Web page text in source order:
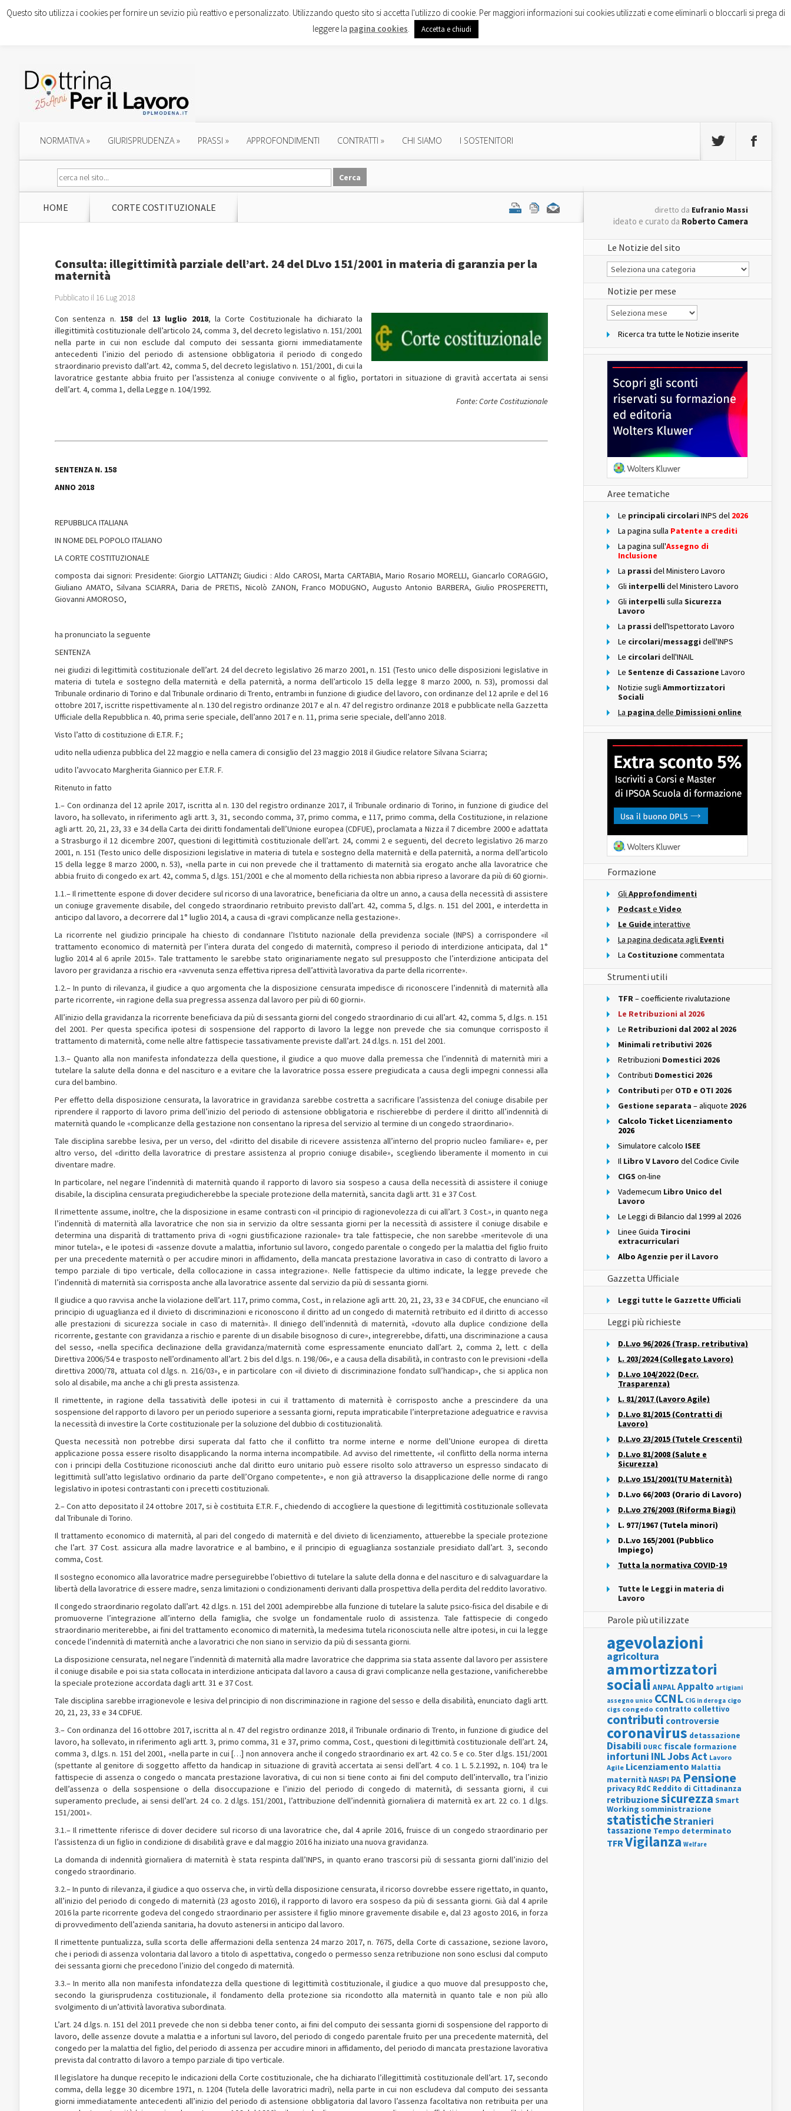
NORMATIVA» GIURISPRUDENZA» PRASSI » APPROFONDIMENTI CONTRATTI » CHI SIAMO I SOSTENITORI
HOME CORTE COSTITUZIONALE
Consulta: illegittimità parziale dell’art. 24 del DLvo 151/2001 in materia di garanzia per la
maternità
Pubblicato il 16 Lug 2018
Con sentenza n. 158 del 13 luglio 2018, la Corte Costituzionale ha dichiarato la
illegittimità costituzionale dell’articolo 24, comma 3, del decreto legislativo n. 151/2001
nella parte in cui non esclude dal computo dei sessanta giorni immediatamente
antecedenti l’inizio del periodo di astensione obbligatoria il periodo di congedo
straordinario previsto dall’art. 42, comma 5, del decreto legislativo n. 151/2001, di cui la
lavoratrice gestante abbia fruito per l’assistenza al coniuge convivente o al figlio, portatori in situazione di gravità accertata ai sensi
dell’art. 4, comma 1, della Legge n. 104/1992.
Fonte: Corte Costituzionale
SENTENZA N. 158
ANNO 2018
REPUBBLICA ITALIANA
IN NOME DEL POPOLO ITALIANO
LA CORTE COSTITUZIONALE
composta dai signori: Presidente: Giorgio LATTANZI; Giudici : Aldo CAROSI, Marta CARTABIA, Mario Rosario MORELLI, Giancarlo CORAGGIO,
Giuliano AMATO, Silvana SCIARRA, Daria de PRETIS, Nicolò ZANON, Franco MODUGNO, Augusto Antonio BARBERA, Giulio PROSPERETTI,
Giovanni AMOROSO,
ha pronunciato la seguente
SENTENZA
nei giudizi di legittimità costituzionale dell’art. 24 del decreto legislativo 26 marzo 2001, n. 151 (Testo unico delle disposizioni legislative in
materia di tutela e sostegno della maternità e della paternità, a norma dell’articolo 15 della legge 8 marzo 2000, n. 53), promossi dal
Tribunale ordinario di Torino e dal Tribunale ordinario di Trento, entrambi in funzione di giudice del lavoro, con ordinanze del 12 aprile e del 16
ottobre 2017, iscritte rispettivamente al n. 130 del registro ordinanze 2017 e al n. 47 del registro ordinanze 2018 e pubblicate nella Gazzetta
Ufficiale della Repubblica n. 40, prima serie speciale, dell’anno 2017 e n. 11, prima serie speciale, dell’anno 2018.
Visto l’atto di costituzione di E.T.R. F.;
udito nella udienza pubblica del 22 maggio e nella camera di consiglio del 23 maggio 2018 il Giudice relatore Silvana Sciarra;
udito l’avvocato Margherita Giannico per E.T.R. F.
Ritenuto in fatto
1.– Con ordinanza del 12 aprile 2017, iscritta al n. 130 del registro ordinanze 2017, il Tribunale ordinario di Torino, in funzione di giudice del
lavoro, ha sollevato, in riferimento agli artt. 3, 31, secondo comma, 37, primo comma, e 117, primo comma, della Costituzione, in relazione
agli artt. 20, 21, 23, 33 e 34 della Carta dei diritti fondamentali dell’Unione europea (CDFUE), proclamata a Nizza il 7 dicembre 2000 e adattata
a Strasburgo il 12 dicembre 2007, questioni di legittimità costituzionale dell’art. 24, commi 2 e seguenti, del decreto legislativo 26 marzo
2001, n. 151 (Testo unico delle disposizioni legislative in materia di tutela e sostegno della maternità e della paternità, a norma dell’articolo
15 della legge 8 marzo 2000, n. 53), «nella parte in cui non prevede che il trattamento di maternità sia erogato anche alla lavoratrice che
abbia fruito di congedo ex art. 42, comma 5, d.lgs. 151/2001 e che al momento della richiesta non abbia ripreso a lavorare da più di 60 giorni».
1.1.– Il rimettente espone di dover decidere sul ricorso di una lavoratrice, beneficiaria da oltre un anno, a causa della necessità di assistere
un coniuge gravemente disabile, del congedo straordinario retribuito previsto dall’art. 42, comma 5, d.lgs. n. 151 del 2001, e interdetta in
anticipo dal lavoro, a decorrere dal 1° luglio 2014, a causa di «gravi complicanze nella gestazione».
La ricorrente nel giudizio principale ha chiesto di condannare l’Istituto nazionale della previdenza sociale (INPS) a corrispondere «il
trattamento economico di maternità per l’intera durata del congedo di maternità, compreso il periodo di interdizione anticipata, dal 1°
luglio 2014 al 6 aprile 2015». Tale trattamento le sarebbe stato originariamente negato sul presupposto che l’interdizione anticipata del
lavoro per gravidanza a rischio era «avvenuta senza effettiva ripresa dell’attività lavorativa da parte della ricorrente».
1.2.– In punto di rilevanza, il giudice a quo argomenta che la disposizione censurata impedisce di riconoscere l’indennità di maternità alla
parte ricorrente, «in ragione della sua pregressa assenza dal lavoro per più di 60 giorni».
All’inizio della gravidanza la ricorrente beneficiava da più di sessanta giorni del congedo straordinario di cui all’art. 42, comma 5, d.lgs. n. 151
del 2001. Per questa specifica ipotesi di sospensione del rapporto di lavoro la legge non prevede che sia comunque corrisposto il
trattamento di maternità, come nelle altre fattispecie tassativamente previste dall’art. 24 d.lgs. n. 151 del 2001.
1.3.– Quanto alla non manifesta infondatezza della questione, il giudice a quo muove dalla premessa che l’indennità di maternità miri a
tutelare la salute della donna e del nascituro e a evitare che la lavoratrice possa essere pregiudicata a causa degli impegni connessi alla
cura del bambino.
Per effetto della disposizione censurata, la lavoratrice in gravidanza sarebbe costretta a sacrificare l’assistenza del coniuge disabile per
riprendere il rapporto di lavoro prima dell’inizio del periodo di astensione obbligatoria e rischierebbe di perdere il diritto all’indennità di
maternità quando le «complicanze della gestazione non consentano la ripresa del servizio al termine di un congedo straordinario».
Tale disciplina sarebbe lesiva, per un verso, del «diritto del disabile di ricevere assistenza all’interno del proprio nucleo familiare» e, per
altro verso, del «diritto della lavoratrice di prestare assistenza al proprio coniuge disabile», scegliendo liberamente il momento in cui
diventare madre.
In particolare, nel negare l’indennità di maternità quando il rapporto di lavoro sia sospeso a causa della necessità di assistere il coniuge
disabile, la disciplina censurata pregiudicherebbe la speciale protezione della maternità, sancita dagli artt. 31 e 37 Cost.
Il rimettente assume, inoltre, che la disposizione in esame contrasti con «il principio di ragionevolezza di cui all’art. 3 Cost.», in quanto nega
l’indennità di maternità alla lavoratrice che non sia in servizio da oltre sessanta giorni per la necessità di assistere il coniuge disabile e
determina una disparità di trattamento priva di «ogni giustificazione razionale» tra tale fattispecie, che non sarebbe «meritevole di una
minor tutela», e le ipotesi di «assenze dovute a malattia, infortunio sul lavoro, congedo parentale o congedo per la malattia del figlio fruito
per una precedente maternità o per accudire minori in affidamento, della mancata prestazione lavorativa in caso di contratto di lavoro a
tempo parziale di tipo verticale, della collocazione in cassa integrazione». Nelle fattispecie da ultimo indicate, la legge prevede che
l’indennità di maternità sia corrisposta anche alla lavoratrice assente dal servizio da più di sessanta giorni.
Il giudice a quo ravvisa anche la violazione dell’art. 117, primo comma, Cost., in relazione agli artt. 20, 21, 23, 33 e 34 CDFUE, che enunciano «il
principio di uguaglianza ed il divieto di discriminazioni e riconoscono il diritto ad un congedo di maternità retribuito ed il diritto di accesso
alle prestazioni di sicurezza sociale in caso di maternità». Il diniego dell’indennità di maternità, «dovuto alla duplice condizione della
ricorrente, gestante con gravidanza a rischio e parente di un disabile bisognoso di cure», integrerebbe, difatti, una discriminazione a causa
del sesso, «nella specifica declinazione della gravidanza/maternità come espressamente enunciato dall’art. 2, comma 2, lett. c della
Direttiva 2006/54 e trasposto nell’ordinamento all’art. 2 bis del d.lgs. n. 198/06», e a causa della disabilità, in contrasto con le previsioni «della
direttiva 2000/78, attuata col d.lgs. n. 216/03», e in particolare con «il divieto di discriminazione fondato sull’handicap», che si applica non
solo al disabile, ma anche a chi gli presta assistenza.
Il rimettente, in ragione della tassatività delle ipotesi in cui il trattamento di maternità è corrisposto anche a prescindere da una
sospensione del rapporto di lavoro per un periodo superiore a sessanta giorni, reputa impraticabile l’interpretazione adeguatrice e ravvisa
la necessità di investire la Corte costituzionale per la soluzione del dubbio di costituzionalità.
Questa necessità non potrebbe dirsi superata dal fatto che il conflitto tra norme interne e norme dell’Unione europea di diretta
applicazione possa essere risolto disapplicando la norma interna incompatibile. Ad avviso del rimettente, «il conflitto della norma interna
con i principi della Costituzione riconosciuti anche dal diritto euro unitario può essere risolto solo attraverso un espresso sindacato di
legittimità sull’atto legislativo ordinario da parte dell’Organo competente», e non già attraverso la disapplicazione delle norme di rango
legislativo in ipotesi contrastanti con i precetti costituzionali.
2.– Con atto depositato il 24 ottobre 2017, si è costituita E.T.R. F., chiedendo di accogliere la questione di legittimità costituzionale sollevata
dal Tribunale di Torino.
Il trattamento economico di maternità, al pari del congedo di maternità e del divieto di licenziamento, attuerebbe la speciale protezione
che l’art. 37 Cost. assicura alla madre lavoratrice e al bambino, e il principio di eguaglianza sostanziale presidiato dall’art. 3, secondo
comma, Cost.
Il sostegno economico alla lavoratrice madre perseguirebbe l’obiettivo di tutelare la salute della donna e del nascituro e di salvaguardare la
libertà della lavoratrice di essere madre, senza limitazioni o condizionamenti derivanti dalla prospettiva della perdita del reddito lavorativo.
Il congedo straordinario regolato dall’art. 42 d.lgs. n. 151 del 2001 adempirebbe alla funzione di tutelare la salute psico-fisica del disabile e di
promuoverne l’integrazione all’interno della famiglia, che svolge un fondamentale ruolo di assistenza. Tale fattispecie di congedo
straordinario meriterebbe, ai fini del trattamento economico di maternità, la medesima tutela riconosciuta nelle altre ipotesi, in cui la legge
concede l’indennità di maternità anche a lavoratrici che non siano in servizio da più di sessanta giorni.
La disposizione censurata, nel negare l’indennità di maternità alla madre lavoratrice che dapprima sia stata assente dal lavoro per assistere
il coniuge disabile e poi sia stata collocata in interdizione anticipata dal lavoro a causa di gravi complicanze nella gestazione, vanificherebbe
la speciale protezione accordata dagli artt. 31 e 37 Cost.
Tale disciplina sarebbe irragionevole e lesiva del principio di non discriminazione in ragione del sesso e della disabilità, enunciato dagli artt.
20, 21, 23, 33 e 34 CDFUE.
3.– Con ordinanza del 16 ottobre 2017, iscritta al n. 47 del registro ordinanze 2018, il Tribunale ordinario di Trento, in funzione di giudice del
lavoro, ha sollevato, in riferimento agli artt. 3, primo comma, 31 e 37, primo comma, Cost., questioni di legittimità costituzionale dell’art. 24,
comma 3, d.lgs. n. 151 del 2001, «nella parte in cui […] non annovera anche il congedo straordinario ex art. 42 co. 5 e co. 5ter d.lgs. 151/2001
(spettante al genitore di soggetto affetto da handicap in situazione di gravità accertata ai sensi dell’art. 4 co. 1 L. 5.2.1992, n. 104) tra le
fattispecie di assenza o congedo o mancata prestazione lavorativa, di cui non si tiene conto ai fini del computo dell’intervallo, tra l’inizio
dell’assenza o della sospensione o della disoccupazione e l’inizio del periodo di congedo di maternità, di sessanta giorni, il cui
superamento preclude, ai sensi dell’art. 24 co. 2 d.lgs. 151/2001, l’attribuzione dell’indennità giornaliera di maternità ex art. 22 co. 1 d.lgs.
151/2001».
3.1.– Il rimettente riferisce di dover decidere sul ricorso di una lavoratrice che, dal 4 aprile 2016, fruisce di un congedo straordinario per
l’assistenza di un figlio in condizione di disabilità grave e dal maggio 2016 ha iniziato una nuova gravidanza.
La domanda di indennità giornaliera di maternità è stata respinta dall’INPS, in quanto erano trascorsi più di sessanta giorni dall’inizio del
congedo straordinario.
3.2.– In punto di rilevanza, il giudice a quo osserva che, in virtù della disposizione censurata, il ricorso dovrebbe essere rigettato, in quanto,
all’inizio del periodo di congedo di maternità (23 agosto 2016), il rapporto di lavoro era sospeso da più di sessanta giorni. Già dal 4 aprile
2016 la parte ricorrente godeva del congedo straordinario per assistere il figlio minore gravemente disabile e, dal 23 agosto 2016, in forza
di provvedimento dell’azienda sanitaria, ha dovuto astenersi in anticipo dal lavoro.
Il rimettente puntualizza, sulla scorta delle affermazioni della sentenza 24 marzo 2017, n. 7675, della Corte di cassazione, sezione lavoro,
che i periodi di assenza volontaria dal lavoro a titolo di aspettativa, congedo o permesso senza retribuzione non sono esclusi dal computo
dei sessanta giorni che precedono l’inizio del congedo di maternità.
3.3.– In merito alla non manifesta infondatezza della questione di legittimità costituzionale, il giudice a quo muove dal presupposto che,
secondo la giurisprudenza costituzionale, il fondamento della protezione sia ricondotto alla maternità in quanto tale e non più allo
svolgimento di un’attività lavorativa subordinata.
L’art. 24 d.lgs. n. 151 del 2011 prevede che non si debba tener conto, ai fini del computo dei sessanta giorni di sospensione del rapporto di
lavoro, delle assenze dovute a malattia e a infortuni sul lavoro, del periodo di congedo parentale fruito per una precedente maternità, del
congedo per la malattia del figlio, del periodo di assenza per accudire minori in affidamento, del periodo di mancata prestazione lavorativa
prevista dal contratto di lavoro a tempo parziale di tipo verticale.
Il legislatore ha dunque recepito le indicazioni della Corte costituzionale, che ha dichiarato l’illegittimità costituzionale dell’art. 17, secondo
comma, della legge 30 dicembre 1971, n. 1204 (Tutela delle lavoratrici madri), nella parte in cui non escludeva dal computo dei sessanta
giorni immediatamente antecedenti all’inizio del periodo di astensione obbligatoria dal lavoro l’assenza facoltativa non retribuita per una
diretto da Eufranio Massi
ideato e curato da Roberto Camera
Le Notizie del sito
Le
Notizie
del
sito
Notizie per mese
Notizie
per
Ricerca tra tutte le Notizie inserite
Aree tematiche
Le principali circolari INPS del 2026
La pagina sulla Patente a crediti
La pagina sull'Assegno di
Inclusione
La prassi del Ministero Lavoro
Gli interpelli del Ministero Lavoro
Gli interpelli sulla Sicurezza
Lavoro
La prassi dell'Ispettorato Lavoro
Le circolari/messaggi dell'INPS
Le circolari dell'INAIL
Le Sentenze di Cassazione Lavoro
Notizie sugli Ammortizzatori
Sociali
La pagina delle Dimissioni online
Formazione
Gli Approfondimenti
Podcast e Video
Le Guide interattive
La pagina dedicata agli Eventi
La Costituzione commentata
Strumenti utili
TFR– coefficiente rivalutazione
Le Retribuzioni al 2026
Le Retribuzioni dal 2002 al 2026
Minimali retributivi 2026
Retribuzioni Domestici 2026
Contributi Domestici 2026
Contributi per OTD e OTI 2026
Gestione separata – aliquote 2026
Calcolo Ticket Licenziamento
2026
Simulatore calcolo ISEE
Il Libro V Lavoro del Codice Civile
CIGS on-line
Vademecum Libro Unico del
Lavoro
Le Leggi di Bilancio dal 1999 al 2026
Linee Guida Tirocini
extracurriculari
Albo Agenzie per il Lavoro
Gazzetta Ufficiale
Leggi tutte le Gazzette Ufficiali
Leggi più richieste
D.L.vo 96/2026 (Trasp. retributiva)
L. 203/2024 (Collegato Lavoro)
D.L.vo 104/2022 (Decr.
Trasparenza)
L. 81/2017 (Lavoro Agile)
D.L.vo 81/2015 (Contratti di
Lavoro)
D.L.vo 23/2015 (Tutele Crescenti)
D.L.vo 81/2008 (Salute e
Sicurezza)
D.L.vo 151/2001(TU Maternità)
D.L.vo 66/2003 (Orario di Lavoro)
D.L.vo 276/2003 (Riforma Biagi)
L. 977/1967 (Tutela minori)
D.L.vo 165/2001 (Pubblico
Impiego)
Tutta la normativa COVID-19
Tutte le Leggi in materia di
Lavoro
Parole più utilizzate
agevolazioni
agricoltura
ammortizzatori
sociali ANPALAppalto artigiani
assegno unico CCNL CIG in deroga cigo
cigs congedo contratto collettivo
contributi controversie
coronavirus detassazione
Disabili DURC fiscale formazione
infortuni INLJobs Act Lavoro
Agile Licenziamento Malattia
maternità NASPI PA Pensione
privacy RdC Reddito di Cittadinanza
retribuzionesicurezza Smart
Working somministrazione
statisticheStranieri
tassazione Tempo determinato
TFRVigilanza Welfare
Questo sito utilizza i cookies per fornire un sevizio più reattivo e personalizzato. Utilizzando questo sito si accetta l'utilizzo di cookie. Per maggiori informazioni sui cookies utilizzati e come eliminarli o bloccarli si prega di
leggere la pagina cookies. Accetta e chiudi